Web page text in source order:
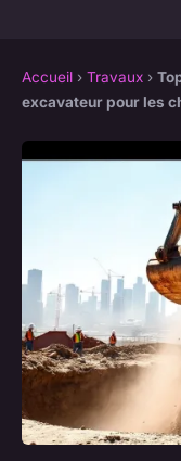
Accueil › Travaux ›
excavateur pour les